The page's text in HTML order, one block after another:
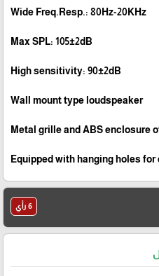
Wide Freq.Resp.: 80Hz-20KHz
Max SPL: 105±2dB
High sensitivity: 90±2dB
Wall mount type loudspeaker
Metal grille and ABS enclosure
Equipped with hanging holes
6 رأي